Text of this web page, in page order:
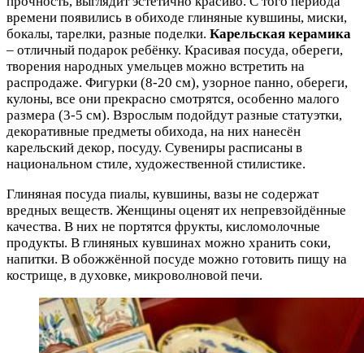
времени появились в обиходе глиняные кувшины, миски,
бокалы, тарелки, разные поделки. Карельская керамика
– отличный подарок ребёнку. Красивая посуда, обереги,
творения народных умельцев можно встретить на
распродаже. Фигурки (8-20 см), узорное панно, обереги,
кулоны, все они прекрасно смотрятся, особенно малого
размера (3-5 см). Взрослым подойдут разные статуэтки,
декоративные предметы обихода, на них нанесён
карельский декор, посуду. Сувениры расписаны в
национальном стиле, художественной стилистике.
Глиняная посуда пиалы, кувшины, вазы не содержат
вредных веществ. Женщины оценят их непревзойдённые
качества. В них не портятся фрукты, кисломолочные
продукты. В глиняных кувшинах можно хранить соки,
напитки. В обожжённой посуде можно готовить пищу на
кострище, в духовке, микроволновой печи.